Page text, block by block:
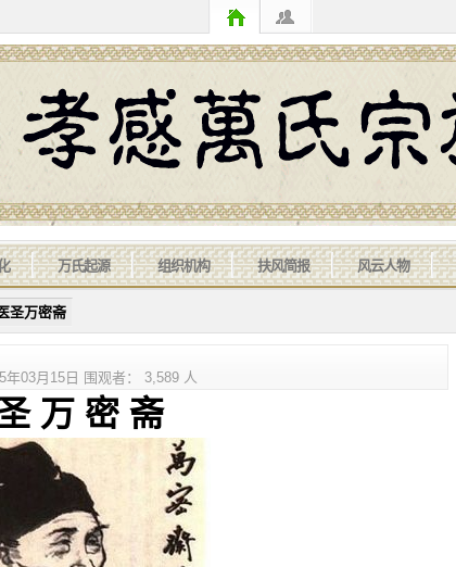
万氏起源 组织机构 扶风简报 风云人物
圣万密斋
03月15日 围观者： 3,589 人
密 斋